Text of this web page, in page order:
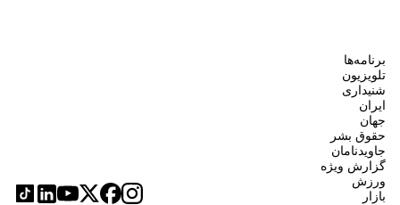
برنامه‌ها
تلویزیون
شنیداری
ایران
جهان
حقوق بشر
جاویدنامان
گزارش ویژه
ورزش
بازار